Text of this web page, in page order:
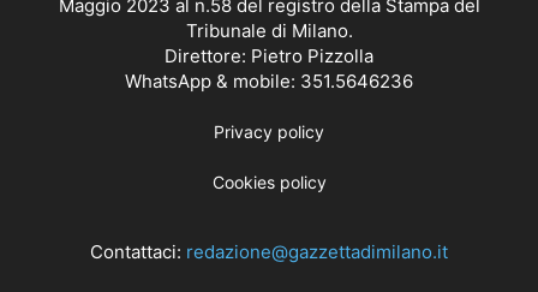
Maggio 2023 al n.58 del registro della Stampa del
Tribunale di Milano.
Direttore: Pietro Pizzolla
WhatsApp & mobile: 351.5646236
Privacy policy
Cookies policy
Contattaci: redazione@gazzettadimilano.it